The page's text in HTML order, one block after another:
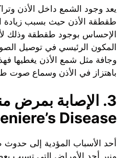
يعد وجود الشمع داخل الأذن
طقطقة الأذن حيث بسبب زيادة
الإحساس بوجود طقطقة وذلك
المكون الرئيسي في توصيل
وجافة مثل شمع الأذن يغطيها
باهتزاز في الأذن وسماع صوت
3. الإصابة بمرض منير
Disease
أحد الأسباب المؤدية إلى
منير أحد الأمراض التي تسبب بعض